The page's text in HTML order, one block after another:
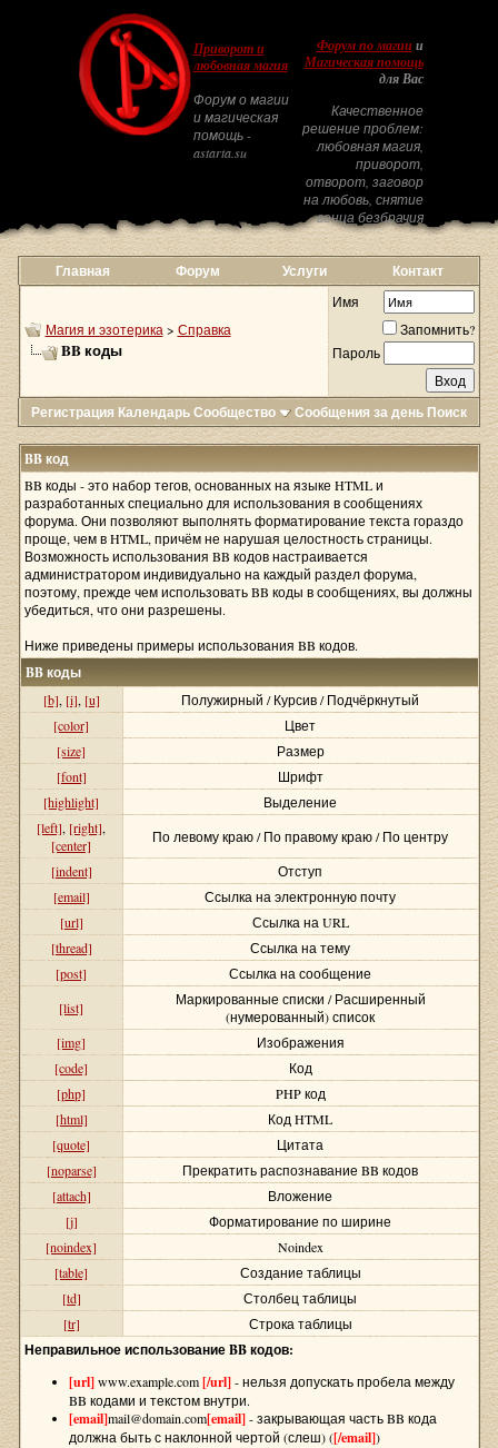
Приворот и
любовная магия
Форум о магии
и магическая
помощь -
astarta.su
Форум по магиии
Магическая помощь
для Вас
Качественное
решение проблем:
любовная магия,
приворот,
отворот, заговор
на любовь, снятие
венца безбрачия
Главная Форум Услуги Контакт
Магия и эзотерика > Справка
BB коды
Имя
Запомнить?
Пароль
Регистрация КалендарьСообщество Сообщения за день Поиск
BB код
BB коды - это набор тегов, основанных на языке HTML и
разработанных специально для использования в сообщениях
форума. Они позволяют выполнять форматирование текста гораздо
проще, чем в HTML, причём не нарушая целостность страницы.
Возможность использования BB кодов настраивается
администратором индивидуально на каждый раздел форума,
поэтому, прежде чем использовать BB коды в сообщениях, вы должны
убедиться, что они разрешены.
Ниже приведены примеры использования BB кодов.
BB коды
[b], [i], [u]
Полужирный / Курсив / Подчёркнутый
[color]
Цвет
[size]
Размер
[font]
Шрифт
[highlight]
Выделение
[left], [right],
[center]
По левому краю / По правому краю / По центру
[indent]
Отступ
[email]
Ссылка на электронную почту
[url]
Ссылка на URL
[thread]
Ссылка на тему
[post]
Ссылка на сообщение
[list]
Маркированные списки / Расширенный
(нумерованный) список
[img]
Изображения
[code]
Код
[php]
PHP код
[html]
Код HTML
[quote]
Цитата
[noparse]
Прекратить распознавание BB кодов
[attach]
Вложение
[j]
Форматирование по ширине
[noindex]
Noindex
[table]
Создание таблицы
[td]
Столбец таблицы
[tr]
Строка таблицы
Неправильное использование BB кодов:
[url]www.example.com[/url]- нельзя допускать пробела между
BB кодами и текстом внутри.
[email]mail@domain.com[email]- закрывающая часть BB кода
должна быть с наклонной чертой (слеш) ([/email])